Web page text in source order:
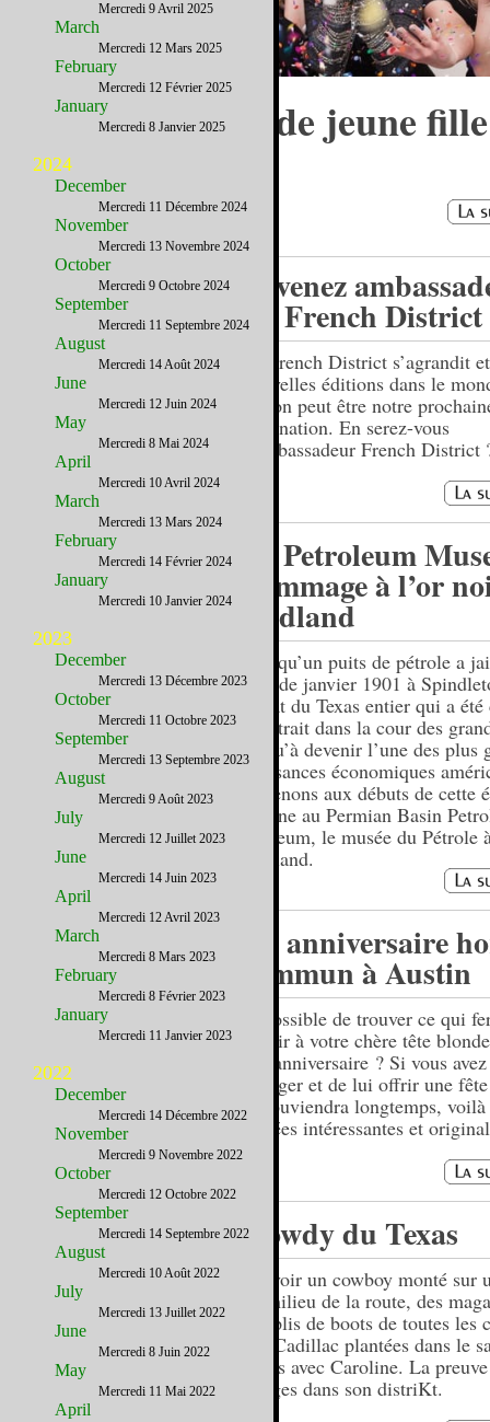
Enterrer sa vie de jeune
Austin
Devenez
du French
Le French District s’agrandit
nouvelles éditions dans le
région peut être notre
destination. En serez-vous
l’ambassadeur French District
Le Petroleum
hommage à l’or
Midland
Lorsqu’un puits de pétrole a
jour de janvier 1901 à
l’Etat du Texas entier qui a
Il entrait dans la cour des
jusqu’à devenir l’une des plus
puissances économiques
Revenons aux débuts de cette
Texane au Permian Basin
Museum, le musée du Pétrole
Midland.
Un anniversaire
commun à Austin
Impossible de trouver ce qui
plaisir à votre chère tête
son anniversaire ? Si vous
changer et de lui offrir une
se souviendra longtemps,
d’idées intéressantes et
Howdy du Texas
Où voir un cowboy monté sur
au milieu de la route, des
remplis de boots de toutes les
des Cadillac plantées dans le
Texas avec Caroline. La
images dans son distriKt.
Mercredi 9 Avril 2025
March
Mercredi 12 Mars 2025
February
Mercredi 12 Février 2025
January
Mercredi 8 Janvier 2025
2024
December
Mercredi 11 Décembre 2024
November
Mercredi 13 Novembre 2024
October
Mercredi 9 Octobre 2024
September
Mercredi 11 Septembre 2024
August
Mercredi 14 Août 2024
June
Mercredi 12 Juin 2024
May
Mercredi 8 Mai 2024
April
Mercredi 10 Avril 2024
March
Mercredi 13 Mars 2024
February
Mercredi 14 Février 2024
January
Mercredi 10 Janvier 2024
2023
December
Mercredi 13 Décembre 2023
October
Mercredi 11 Octobre 2023
September
Mercredi 13 Septembre 2023
August
Mercredi 9 Août 2023
July
Mercredi 12 Juillet 2023
June
Mercredi 14 Juin 2023
April
Mercredi 12 Avril 2023
March
Mercredi 8 Mars 2023
February
Mercredi 8 Février 2023
January
Mercredi 11 Janvier 2023
2022
December
Mercredi 14 Décembre 2022
November
Mercredi 9 Novembre 2022
October
Mercredi 12 Octobre 2022
September
Mercredi 14 Septembre 2022
August
Mercredi 10 Août 2022
July
Mercredi 13 Juillet 2022
June
Mercredi 8 Juin 2022
May
Mercredi 11 Mai 2022
April